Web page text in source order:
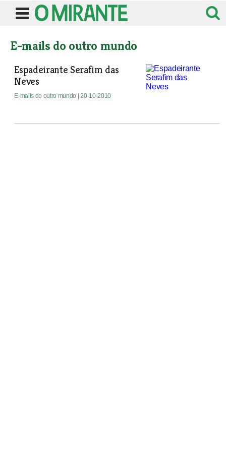
E-mails do outro mundo
Espadeirante Serafim das
Neves
E-mails do outro mundo | 20-10-2010